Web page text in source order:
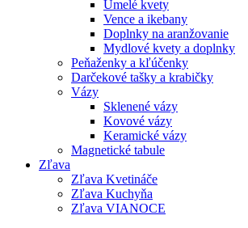
Umelé kvety
Vence a ikebany
Doplnky na aranžovanie
Mydlové kvety a doplnky
Peňaženky a kľúčenky
Darčekové tašky a krabičky
Vázy
Sklenené vázy
Kovové vázy
Keramické vázy
Magnetické tabule
Zľava
Zľava Kvetináče
Zľava Kuchyňa
Zľava VIANOCE